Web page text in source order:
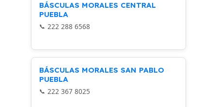
BÁSCULAS MORALES CENTRAL
PUEBLA
222 288 6568
BÁSCULAS MORALES SAN PABLO
PUEBLA
222 367 8025